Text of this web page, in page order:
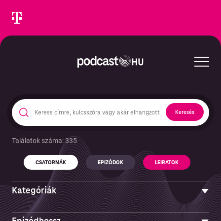
Keresés
Keresés epizódokban és podcastekben
CSATORNÁK
Találatok száma: 335
CSATORNÁK EPIZÓDOK LEIRATOK
Kategóriák
Művészet